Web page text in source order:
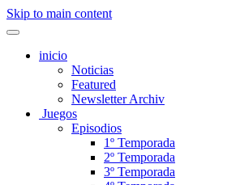
Skip to main content
inicio
Noticias
Featured
Newsletter Archiv
Juegos
Episodios
1º Temporada
2º Temporada
3º Temporada